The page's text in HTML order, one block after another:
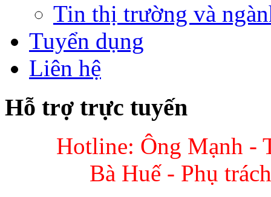
Tin thị trường và
Tuyển dụng
Liên hệ
Hỗ trợ trực tuyến
Hotline: Ông Mạnh -
Bà Huế - Phụ